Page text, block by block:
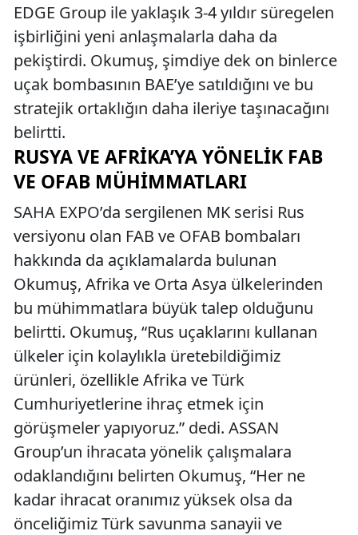
EDGE Group ile yaklaşık 3-4 yıldır süregelen
işbirliğini yeni anlaşmalarla daha da
pekiştirdi. Okumuş, şimdiye dek on binlerce
uçak bombasının BAE’ye satıldığını ve bu
stratejik ortaklığın daha ileriye taşınacağını
belirtti.
RUSYA VE AFRIKA’YA YÖNELIK FAB
VE OFAB MÜHIMMATLARI
SAHA EXPO’da sergilenen MK serisi Rus
versiyonu olan FAB ve OFAB bombaları
hakkında da açıklamalarda bulunan
Okumuş, Afrika ve Orta Asya ülkelerinden
bu mühimmatlara büyük talep olduğunu
belirtti. Okumuş, “Rus uçaklarını kullanan
ülkeler için kolaylıkla üretebildiğimiz
ürünleri, özellikle Afrika ve Türk
Cumhuriyetlerine ihraç etmek için
görüşmeler yapıyoruz.” dedi. ASSAN
Group’un ihracata yönelik çalışmalara
odaklandığını belirten Okumuş, “Her ne
kadar ihracat oranımız yüksek olsa da
önceliğimiz Türk savunma sanayii ve